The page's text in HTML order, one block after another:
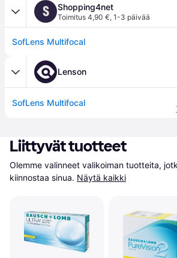
S Shopping4net
Toimitus 4,90 €, 1-3 päivää
SofLens Multifocal
Lenson
SofLens Multifocal
Liittyvät tuotteet
Olemme valinneet valikoiman tuotteita,
kiinnostaa sinua. Näytä kaikki